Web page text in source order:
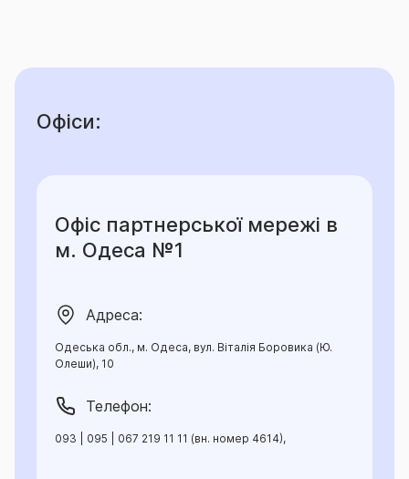
Офіси:
Офіс партнерської мережі в
м. Одеса №1
Адреса:
Одеська обл., м. Одеса, вул. Віталія Боровика (Ю.
Олеши), 10
Телефон:
093 | 095 | 067 219 11 11 (вн. номер 4614),